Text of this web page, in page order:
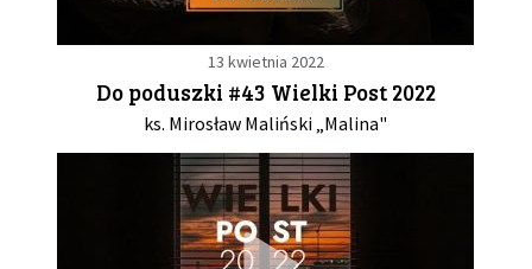
13 kwietnia 2022
Do poduszki #43 Wielki Post 2022
ks. Mirosław Maliński „Malina"